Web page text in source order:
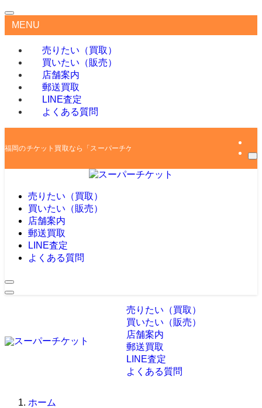
MENU
売りたい（買取）
買いたい（販売）
店舗案内
郵送買取
LINE査定
よくある質問
福岡のチケット買取なら「スーパーチケット」
売りたい（買取）
買いたい（販売）
店舗案内
郵送買取
LINE査定
よくある質問
売りたい（買取）
買いたい（販売）
店舗案内
郵送買取
LINE査定
よくある質問
ホーム